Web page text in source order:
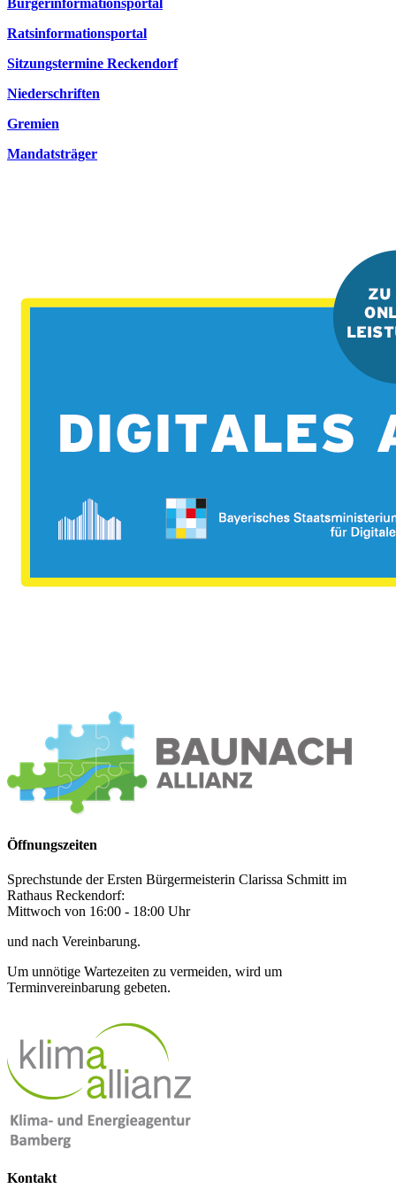
Ratsinformationsportal
Sitzungstermine Reckendorf
Niederschriften
Gremien
Mandatsträger
Öffnungszeiten
Sprechstunde der Ersten Bürgermeisterin Clarissa Schmitt im
Rathaus Reckendorf:
Mittwoch von 16:00 - 18:00 Uhr
und nach Vereinbarung.
Um unnötige Wartezeiten zu vermeiden, wird um
Terminvereinbarung gebeten.
Kontakt